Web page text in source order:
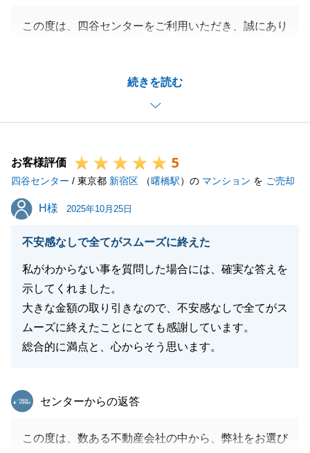
続きを読む
この度は、四谷センターをご利用いただき、誠にあり
ーズに進めることができました。重ねて御礼申し上げ
不動産の事だけでなく、何かご相談やお困りごと等ご
今後ともお付き合いの程よろしくお願い申し上げま
す。
閉じる
お客様評価 5
四谷センター / 東京都 新宿区 （曙橋駅）の マンション を ご売却
H様
H様 2025年10月25日
不安感なしで全てがスムーズに終えた
私がわからない事を質問した場合には、確実な答えを
示してくれました。
大きな金額の取り引きなので、不安感なしで全てがス
ムーズに終えたことにとても感謝しています。
総合的に満点と、心からそう思います。
東急リバブル
センターからの返答
この度は、数ある不動産会社の中から、弊社をお選び